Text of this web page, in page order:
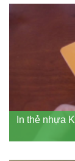
In thẻ nhựa